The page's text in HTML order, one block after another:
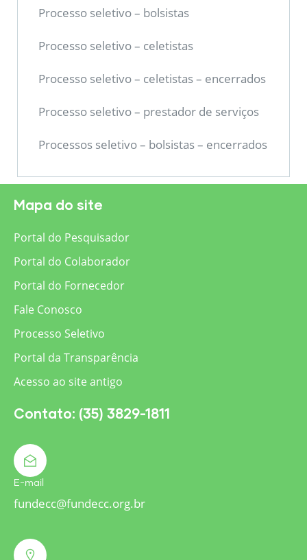
Processo seletivo – bolsistas
Processo seletivo – celetistas
Processo seletivo – celetistas – encerrados
Processo seletivo – prestador de serviços
Processos seletivo – bolsistas – encerrados
Mapa do site
Portal do Pesquisador
Portal do Colaborador
Portal do Fornecedor
Fale Conosco
Processo Seletivo
Portal da Transparência
Acesso ao site antigo
Contato: (35) 3829-1811
E-mail
fundecc@fundecc.org.br